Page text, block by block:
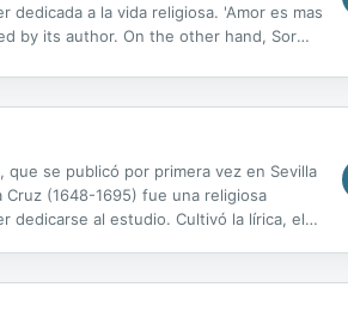
a la vida religiosa. 'Amor es mas
by its author. On the other hand, Sor
se publicó por primera vez en Sevilla
(1648-1695) fue una religiosa
dedicarse al estudio. Cultivó la lírica, el